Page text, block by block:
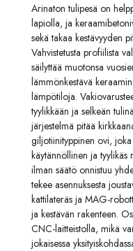
Arinaton tulipesä on
lapiolla, ja
sekä takaa kestävyyden
Vahvistetusta profiilista
säilyttää muotonsa
lämmönkestävä
lämpötiloja.
tyylikkään ja selkeän
järjestelmä pitää
giljotiinityppinen ovi,
käytännöllinen ja tyylikäs
ilman säätö onnistuu
tekee asennuksesta
kattilateräs ja MAG-
ja kestävän rakenteen.
CNC-laitteistolla, mikä
jokaisessa